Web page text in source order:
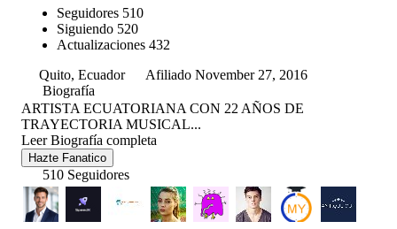
Seguidores 510
Siguiendo 520
Actualizaciones 432
Quito, Ecuador
Afiliado November 27, 2016
Biografía
ARTISTA ECUATORIANA CON 22 AÑOS DE
TRAYECTORIA MUSICAL...
Leer Biografía completa
Hazte Fanatico
510 Seguidores